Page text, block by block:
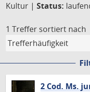
Kultur | Status:
1 Treffer sortiert nach
2 Cod. Ms.